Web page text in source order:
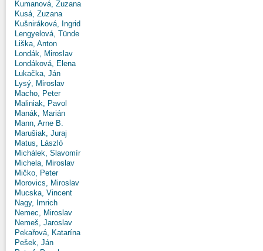
Kumanová, Zuzana
Kusá, Zuzana
Kušniráková, Ingrid
Lengyelová, Tünde
Liška, Anton
Londák, Miroslav
Londáková, Elena
Lukačka, Ján
Lysý, Miroslav
Macho, Peter
Maliniak, Pavol
Manák, Marián
Mann, Arne B.
Marušiak, Juraj
Matus, László
Michálek, Slavomír
Michela, Miroslav
Mičko, Peter
Morovics, Miroslav
Mucska, Vincent
Nagy, Imrich
Nemec, Miroslav
Nemeš, Jaroslav
Pekařová, Katarína
Pešek, Ján